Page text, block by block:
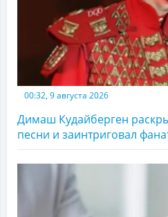
00:32, 9 августа 2026
Димаш Кудайберген
песни и заинтриговал